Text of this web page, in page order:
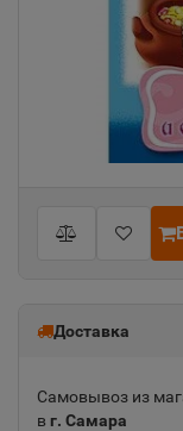
Доставка
Самовывоз из
в г. Самара